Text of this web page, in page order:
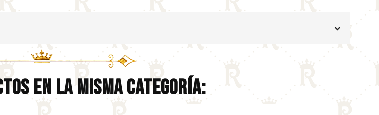
En La Misma Categoría: